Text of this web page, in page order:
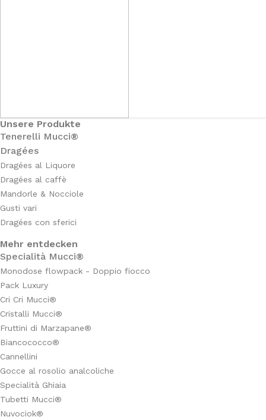
Unsere Produkte
Tenerelli Mucci®
Dragées
Dragées al Liquore
Dragées al caffè
Mandorle & Nocciole
Gusti vari
Dragées con sferici
Mehr entdecken
Specialità Mucci®
Monodose flowpack - Doppio fiocco
Pack Luxury
Cri Cri Mucci®
Cristalli Mucci®
Fruttini di Marzapane®
Biancococco®
Cannellini
Gocce al rosolio analcoliche
Specialità Ghiaia
Tubetti Mucci®
Nuvociok®